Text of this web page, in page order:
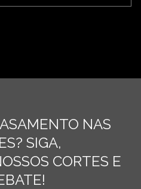
NAS
SIGA,
CORTES E